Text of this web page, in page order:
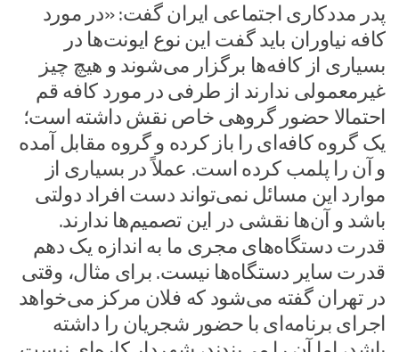
پدر مددکاری اجتماعی ایران گفت: «در مورد
کافه نیاوران باید گفت این نوع ایونت‌ها در
بسیاری از کافه‌ها برگزار می‌شوند و هیچ چیز
غیرمعمولی ندارند از طرفی در مورد کافه قم
احتمالا حضور گروهی خاص نقش داشته است؛
یک گروه کافه‌ای را باز کرده و گروه مقابل آمده
و آن را پلمب کرده است. عملاً در بسیاری از
موارد این مسائل نمی‌تواند دست افراد دولتی
باشد و آن‌ها نقشی در این تصمیم‌ها ندارند.
قدرت دستگاه‌های مجری ما به اندازه یک دهم
قدرت سایر دستگاه‌ها نیست. برای مثال، وقتی
در تهران گفته می‌شود که فلان مرکز می‌خواهد
اجرای برنامه‌ای با حضور شجریان را داشته